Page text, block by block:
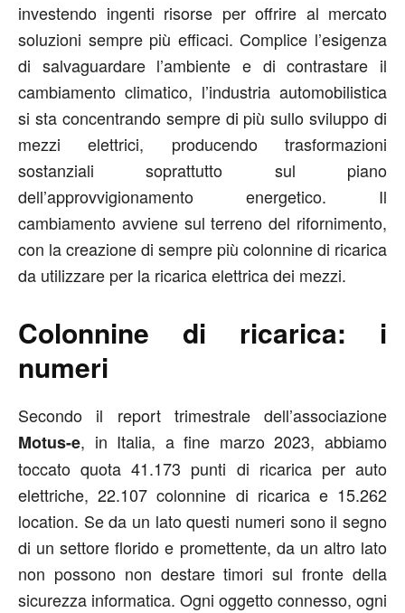
investendo ingenti risorse per offrire al mercato
soluzioni sempre più efficaci. Complice l’esigenza
di salvaguardare l’ambiente e di contrastare il
cambiamento climatico, l’industria automobilistica
si sta concentrando sempre di più sullo sviluppo di
mezzi elettrici, producendo trasformazioni
sostanziali soprattutto sul piano
dell’approvvigionamento energetico. Il
cambiamento avviene sul terreno del rifornimento,
con la creazione di sempre più colonnine di ricarica
da utilizzare per la ricarica elettrica dei mezzi.
Colonnine di ricarica: i
numeri
Secondo il report trimestrale dell’associazione
Motus-e, in Italia, a fine marzo 2023, abbiamo
toccato quota 41.173 punti di ricarica per auto
elettriche, 22.107 colonnine di ricarica e 15.262
location. Se da un lato questi numeri sono il segno
di un settore florido e promettente, da un altro lato
non possono non destare timori sul fronte della
sicurezza informatica. Ogni oggetto connesso, ogni